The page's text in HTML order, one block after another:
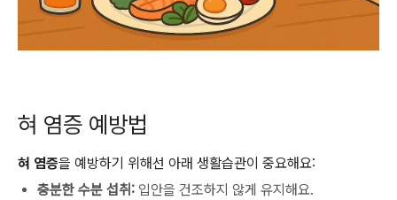
혀 염증 예방법
혀 염증을 예방하기 위해선 아래 생활습관이 중요해요:
충분한 수분 섭취: 입안을 건조하지 않게 유지해요.